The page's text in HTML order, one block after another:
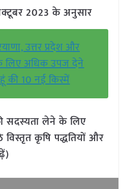
2023 के अनुसार
उत्तर प्रदेश और
लिए अधिक उपज देने
की 10 नई किस्में
लेने के लिए
कृषि पद्धतियों और